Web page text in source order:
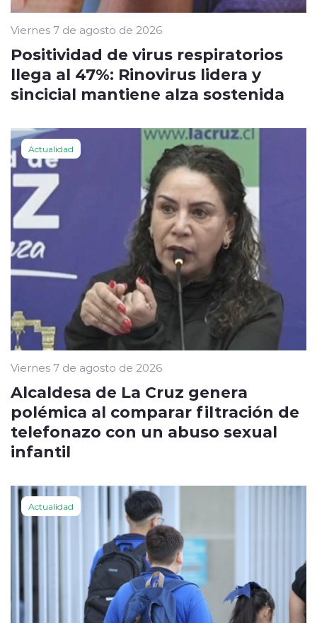
Viernes 7 de agosto de 2026
Positividad de virus respiratorios
llega al 47%: Rinovirus lidera y
sincicial mantiene alza sostenida
Actualidad
Viernes 7 de agosto de 2026
Alcaldesa de La Cruz genera
polémica al comparar filtración de
telefonazo con un abuso sexual
infantil
Actualidad